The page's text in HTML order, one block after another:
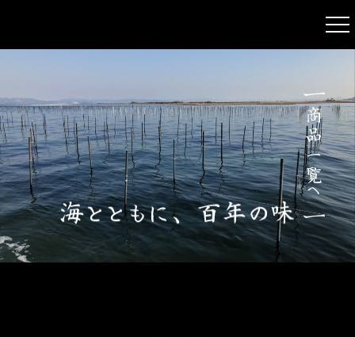
海とともに、百年の味
商品一覧へ